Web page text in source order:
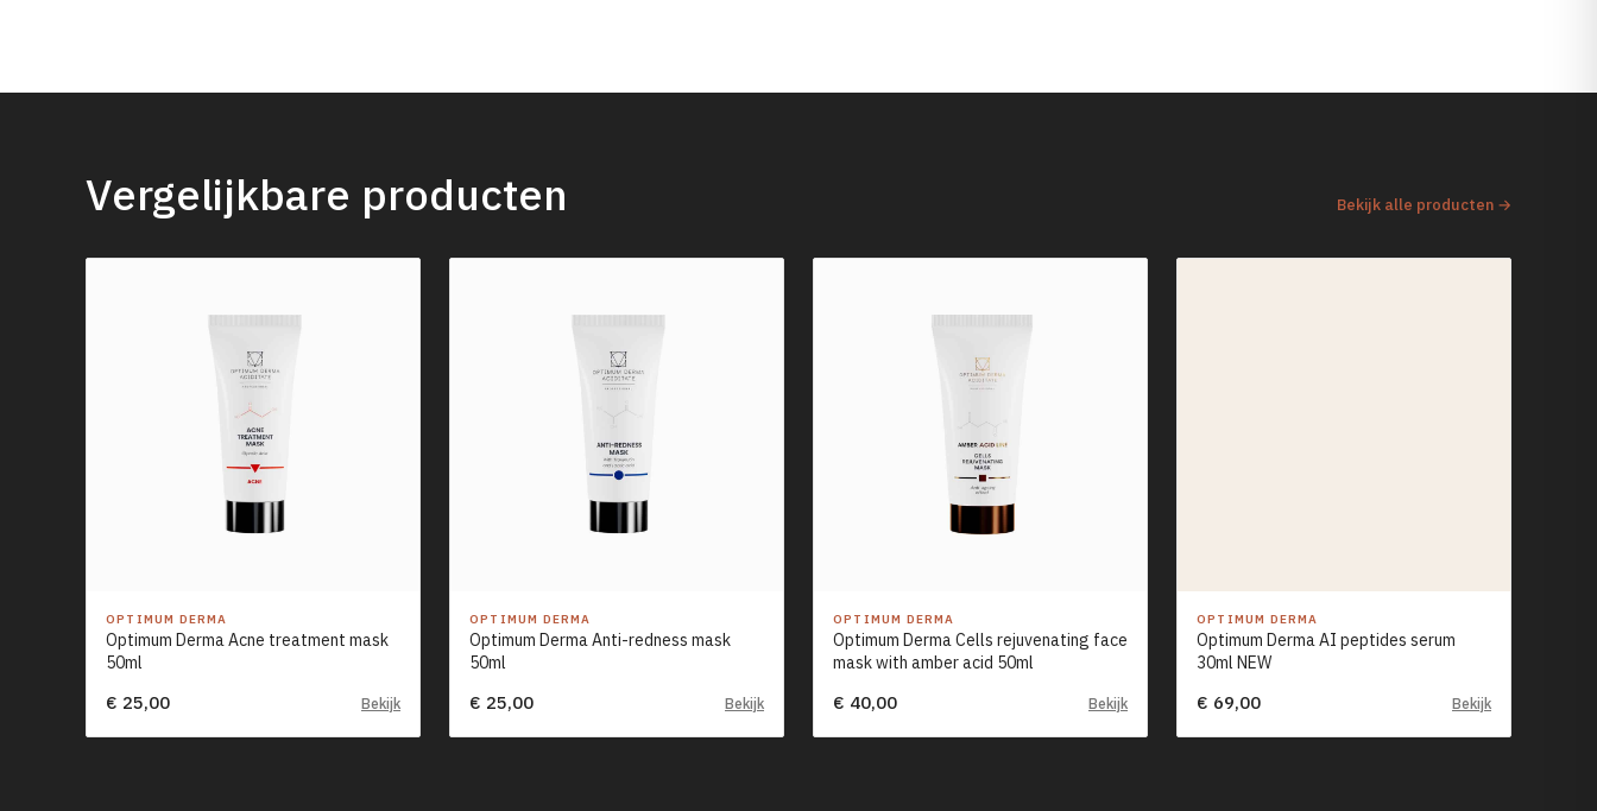
Vergelijkbare producten Bekijk alle producten →
OPTIMUM DERMA
Optimum Derma Acne treatment mask
50ml
€ 25,00 Bekijk
OPTIMUM DERMA
Optimum Derma Anti-redness mask
50ml
€ 25,00 Bekijk
OPTIMUM DERMA
Optimum Derma Cells rejuvenating face
mask with amber acid 50ml
€ 40,00 Bekijk
OPTIMUM DERMA
Optimum Derma AI peptides serum
30ml NEW
€ 69,00 Bekijk